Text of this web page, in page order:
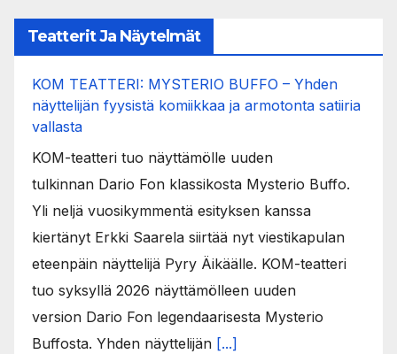
Teatterit Ja Näytelmät
KOM TEATTERI: MYSTERIO BUFFO – Yhden
näyttelijän fyysistä komiikkaa ja armotonta satiiria
vallasta
KOM-teatteri tuo näyttämölle uuden
tulkinnan Dario Fon klassikosta Mysterio Buffo.
Yli neljä vuosikymmentä esityksen kanssa
kiertänyt Erkki Saarela siirtää nyt viestikapulan
eteenpäin näyttelijä Pyry Äikäälle. KOM-teatteri
tuo syksyllä 2026 näyttämölleen uuden
version Dario Fon legendaarisesta Mysterio
Buffosta. Yhden näyttelijän [...]